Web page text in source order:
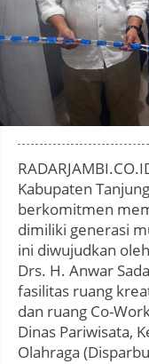
Kabupaten
berkomitmen
dimiliki generasi
ini diwujudkan
Drs. H. Anwar
fasilitas ruang
dan ruang Co-
Dinas Pariwisata,
Olahraga